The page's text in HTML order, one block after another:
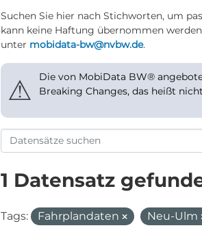
Suchen Sie hier nach Stichworten, um
kann keine Haftung übernommen
unter mobidata-bw@nvbw.de.
⚠
Die von MobiData BW®
Breaking Changes, das heißt
1 Datensatz
Tags: Fahrplandaten Neu-Ulm